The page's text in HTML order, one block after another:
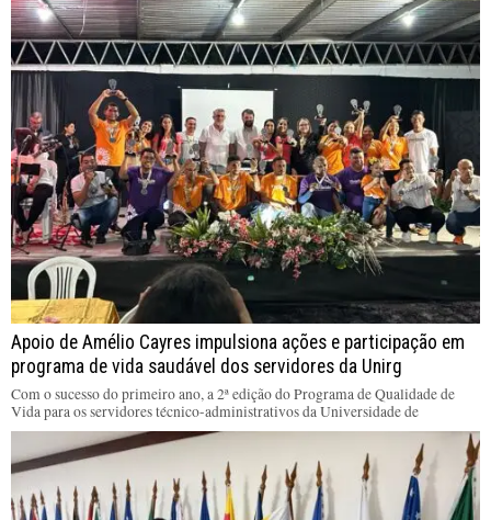
Apoio de Amélio Cayres impulsiona ações e participação em
programa de vida saudável dos servidores da Unirg
Com o sucesso do primeiro ano, a 2ª edição do Programa de Qualidade de
Vida para os servidores técnico-administrativos da Universidade de